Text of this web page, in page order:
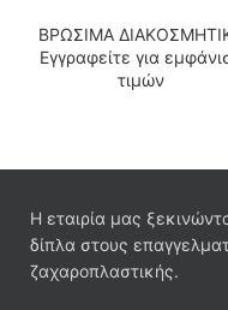
ΒΡΩΣΙΜΑ
Εγγραφείτε για
τιμών
Η εταιρία μας
δίπλα στους
ζαχαροπλαστικής.